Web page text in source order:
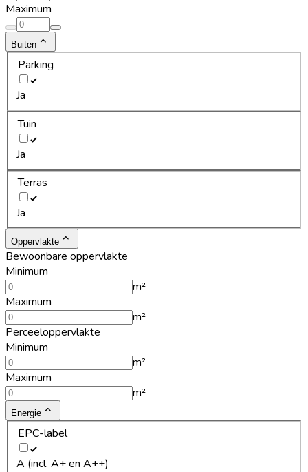
Maximum
Buiten
Parking
Ja
Tuin
Ja
Terras
Ja
Oppervlakte
Bewoonbare oppervlakte
Minimum
m²
Maximum
m²
Perceeloppervlakte
Minimum
m²
Maximum
m²
Energie
EPC-label
A (incl. A+ en A++)